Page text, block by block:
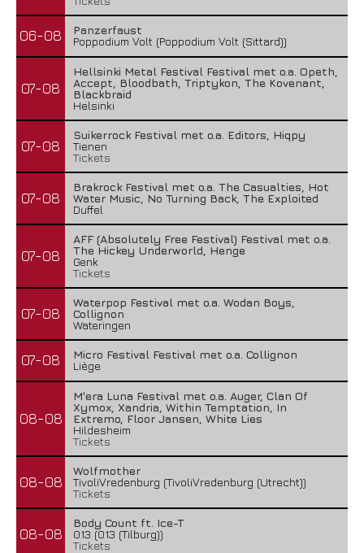
06-08
Panzerfaust
Poppodium Volt (Poppodium Volt (Sittard))
07-08
Hellsinki Metal Festival Festival met o.a. Opeth,
Accept, Bloodbath, Triptykon, The Kovenant,
Blackbraid
Helsinki
07-08
Suikerrock Festival met o.a. Editors, Hiqpy
Tienen
Tickets
07-08
Brakrock Festival met o.a. The Casualties, Hot
Water Music, No Turning Back, The Exploited
Duffel
07-08
AFF (Absolutely Free Festival) Festival met o.a.
The Hickey Underworld, Henge
Genk
Tickets
07-08
Waterpop Festival met o.a. Wodan Boys,
Collignon
Wateringen
07-08
Micro Festival Festival met o.a. Collignon
Liège
08-08
M'era Luna Festival met o.a. Auger, Clan Of
Xymox, Xandria, Within Temptation, In
Extremo, Floor Jansen, White Lies
Hildesheim
Tickets
08-08
Wolfmother
TivoliVredenburg (TivoliVredenburg (Utrecht))
Tickets
08-08
Body Count ft. Ice-T
013 (013 (Tilburg))
Tickets